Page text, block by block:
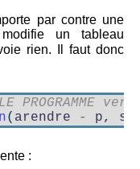
par contre une
un tableau
rien. Il faut donc
PROGRAMME
( arendre - p,
: